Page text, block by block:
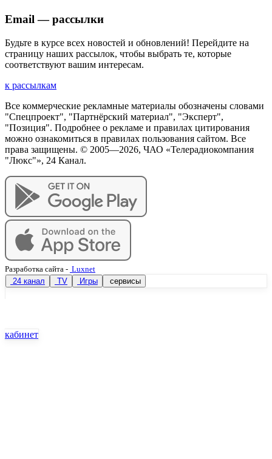
Email — рассылки
Будьте в курсе всех новостей и обновлений! Перейдите на
страницу наших рассылок, чтобы выбрать те, которые
соответствуют вашим интересам.
к рассылкам
Все коммерческие рекламные материалы обозначены словами
"Спецпроект", "Партнёрский материал", "Эксперт",
"Позиция". Подробнее о рекламе и правилах цитирования
можно ознакомиться в правилах пользования сайтом. Все
права защищены. © 2005—2026, ЧАО «Телерадиокомпания
"Люкс"», 24 Канал.
Разработка сайта - Luxnet
24 канал
TV Игры сервисы
кабинет